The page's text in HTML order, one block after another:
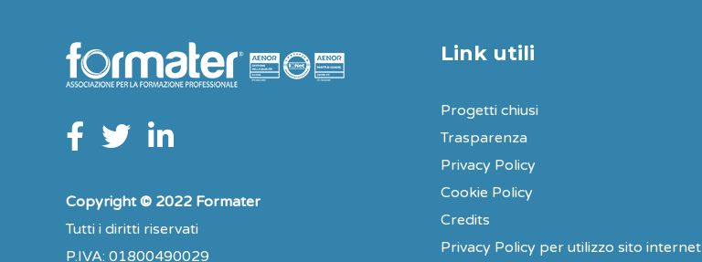
Copyright © 2022 Formater
Tutti i diritti riservati
P.IVA: 01800490029
Link utili
Progetti chiusi
Trasparenza
Privacy Policy
Cookie Policy
Credits
Privacy Policy per utilizzo sito internet